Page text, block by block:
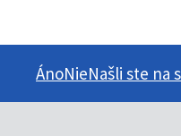
ÁnoNieNašli ste na